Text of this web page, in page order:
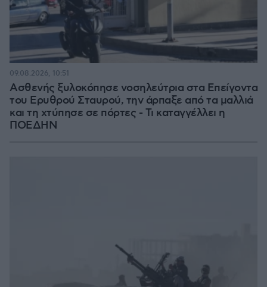
Ασθενής ξυλοκόπησε νοσηλεύτρια στα Επείγοντα
του Ερυθρού Σταυρού, την άρπαξε από τα μαλλιά
και τη χτύπησε σε πόρτες - Τι καταγγέλλει η
ΠΟΕΔΗΝ
09.08.2026, 10:51